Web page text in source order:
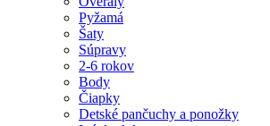
Pyžamá
Šaty
Súpravy
2-6 rokov
Body
Čiapky
Detské pančuchy a ponožky